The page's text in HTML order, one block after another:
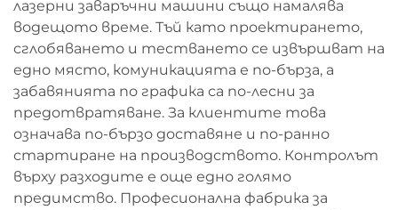
лазерни заваръчни машини също намалява
водещото време. Тъй като проектирането,
сглобяването и тестването се извършват на
едно място, комуникацията е по-бърза, а
забавянията по графика са по-лесни за
предотвратяване. За клиентите това
означава по-бързо доставяне и по-ранно
стартиране на производството. Контролът
върху разходите е още едно голямо
предимство. Професионална фабрика за